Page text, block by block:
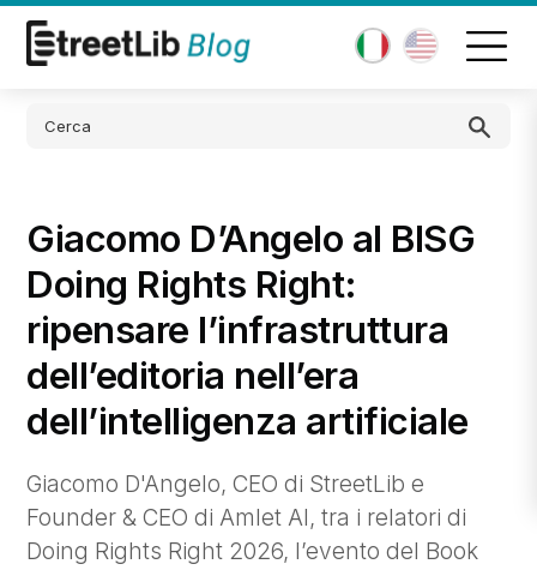
Giacomo D’Angelo al BISG
Doing Rights Right:
ripensare l’infrastruttura
dell’editoria nell’era
dell’intelligenza artificiale
Giacomo D'Angelo, CEO di StreetLib e
Founder & CEO di Amlet AI, tra i relatori di
Doing Rights Right 2026, l’evento del Book